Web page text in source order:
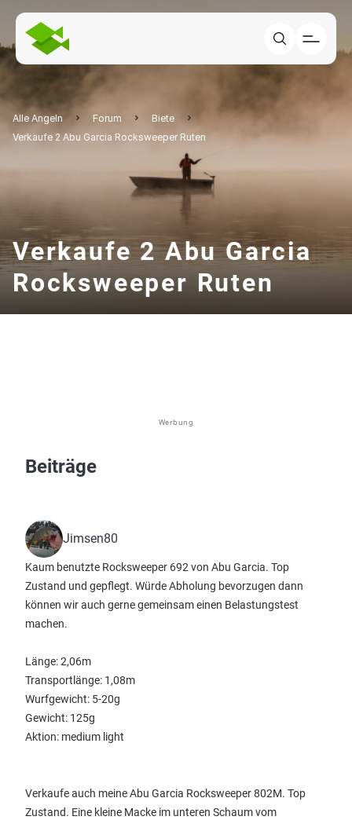
Alle Angeln Forum
Biete
Verkaufe 2 Abu Garcia Rocksweeper Ruten
Verkaufe 2 Abu Garcia
Rocksweeper Ruten
Werbung
Beiträge
Jimsen80
Kaum benutzte Rocksweeper 692 von Abu Garcia. Top
Zustand und gepflegt. Würde Abholung bevorzugen dann
können wir auch gerne gemeinsam einen Belastungstest
machen.
Länge: 2,06m
Transportlänge: 1,08m
Wurfgewicht: 5-20g
Gewicht: 125g
Aktion: medium light
Verkaufe auch meine Abu Garcia Rocksweeper 802M. Top
Zustand. Eine kleine Macke im unteren Schaum vom